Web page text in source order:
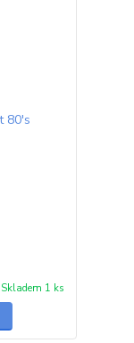
Skladem 1 ks